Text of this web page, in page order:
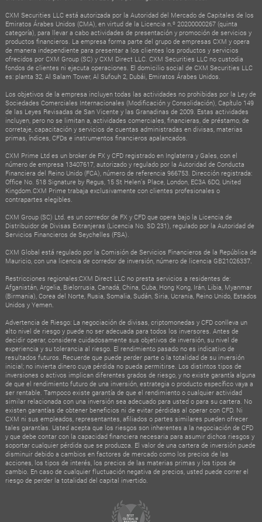
CXM Securities LLC está autorizada por la Autoridad del Mercado de Capitales de los
Emiratos Árabes Unidos (CMA), en virtud de la Licencia n.º 20200000267 (quinta
categoría), para llevar a cabo actividades de presentación y promoción de servicios y
productos financieros. La empresa forma parte del grupo de empresas CXM y opera
de manera independiente para presentar a los clientes los productos y servicios
ofrecidos por CXM Group (SC) y CXM Direct LLC. CXM Securities LLC no custodia
fondos de clientes ni ejecuta operaciones. El domicilio social de CXM Securities LLC
es: planta 32, Al Salam Tower, Al Sufouh 2, Dubái, Emiratos Árabes Unidos.
Los objetivos de la empresa incluyen todas las actividades no prohibidas por la Ley de
Sociedades Comerciales Internacionales (Modificación y Consolidación), Capítulo 149
de las Leyes Revisadas de San Vicente y las Granadinas de 2009. Estas actividades
incluyen, pero no se limitan a, actividades comerciales, financieras, de préstamo, de
corretaje, capacitación y servicios de cuentas administradas en divisas, materias
primas, índices, CFDs e instrumentos financieros apalancados.
CXM Prime Ltd es un broker de FX y CFD registrado en Inglaterra y Gales, con el
número de empresa 13407617, autorizado y regulado por la Autoridad de Conducta
Financiera del Reino Unido (FCA), número de referencia 966753. Dirección registrada:
Office No. 518 Signature by Regus, 15 St Helen's Place, London, EC3A 6DQ, United
Kingdom.CXM Prime trabaja exclusivamente con clientes profesionales o
contrapartes elegibles.
CXM Group (SC) Ltd. es un corredor de FX y CFD que opera bajo la Licencia de
Distribuidor de Divisas Extranjeras (Licencia No. SD 231), regulado por la Autoridad de
Servicios Financieros de Seychelles (FSA).
CXM Global está regulado por la Comisión de Servicios Financieros de la República de
Mauricio, con una licencia de corredor de inversión, número de licencia GB21026337.
Restricciones regionales:CXM Direct LLC no presta servicios a residentes de:
Afganistán, Argelia, Bielorrusia, Canadá, China, Cuba, Hong Kong, Irán, Libia, Myanmar
(Birmania), Corea del Norte, Rusia, Somalia, Sudán, Siria, Ucrania, Reino Unido, Estados
Unidos y Yemen.
Advertencia de Riesgo: La negociación de divisas, criptomonedas y CFD conlleva un
alto nivel de riesgo y puede no ser adecuada para todos los inversores. Antes de
decidir operar, considere cuidadosamente sus objetivos de inversión, su nivel de
experiencia y su tolerancia al riesgo. El rendimiento pasado no es indicativo de
resultados futuros. Recuerde que puede perder parte o la totalidad de su inversión
inicial; no invierta dinero cuya pérdida no pueda permitirse. Los distintos tipos de
inversiones o activos implican diferentes grados de riesgo, y no existe garantía alguna
de que el rendimiento futuro de una inversión, estrategia o producto específico vaya a
ser rentable. Tampoco existe garantía de que el rendimiento o cualquier actividad
similar relacionada con una inversión sea adecuado para usted o para su cartera. No
existen garantías de obtener beneficios ni de evitar pérdidas al operar con CFD. Ni
CXM ni sus empleados, representantes, afiliados o partes similares pueden ofrecer
tales garantías. Usted acepta que los riesgos son inherentes a la negociación de CFD
y que debe contar con la capacidad financiera necesaria para asumir dichos riesgos y
soportar cualquier pérdida que se produzca. El valor de una cartera de inversión puede
disminuir debido a cambios en factores de mercado como los precios de las
acciones, los tipos de interés, los precios de las materias primas y los tipos de
cambio. En caso de cualquier fluctuación negativa de precios, usted puede correr el
riesgo de perder la totalidad del capital invertido.